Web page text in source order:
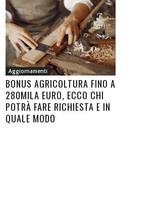
Aggiornamenti
BONUS AGRICOLTURA FINO A
280MILA EURO, ECCO CHI
POTRÀ FARE RICHIESTA E IN
QUALE MODO